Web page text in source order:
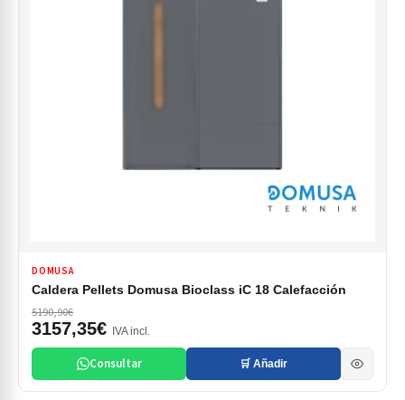
DOMUSA
Caldera Pellets Domusa Bioclass iC 18 Calefacción
5190,90€
3157,35€ IVA incl.
Consultar 🛒 Añadir